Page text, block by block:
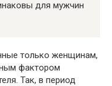
для мужчин
только женщинам,
фактором
Так, в период